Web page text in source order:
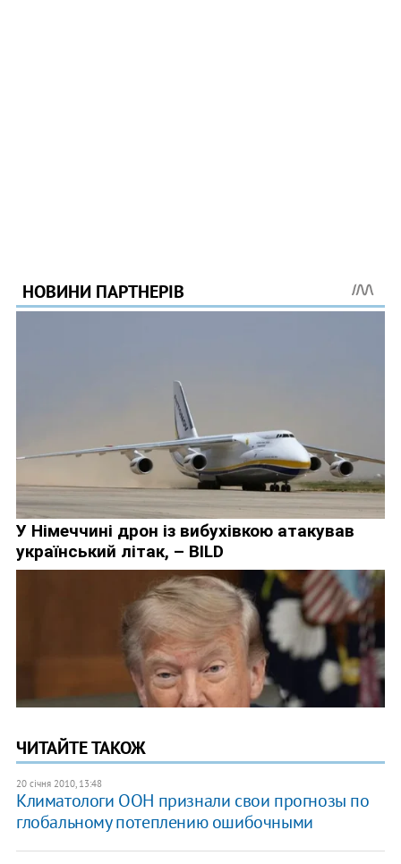
ЧИТАЙТЕ ТАКОЖ
20 січня 2010, 13:48
Климатологи ООН признали свои прогнозы по
глобальному потеплению ошибочными